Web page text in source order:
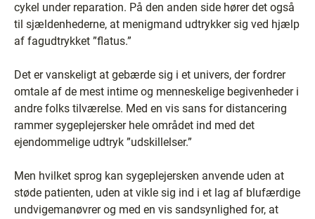
cykel under reparation. På den anden side hører det også
til sjældenhederne, at menigmand udtrykker sig ved hjælp
af fagudtrykket ”flatus.”
Det er vanskeligt at gebærde sig i et univers, der fordrer
omtale af de mest intime og menneskelige begivenheder i
andre folks tilværelse. Med en vis sans for distancering
rammer sygeplejersker hele området ind med det
ejendommelige udtryk ”udskillelser.”
Men hvilket sprog kan sygeplejersken anvende uden at
støde patienten, uden at vikle sig ind i et lag af blufærdige
undvigemanøvrer og med en vis sandsynlighed for, at